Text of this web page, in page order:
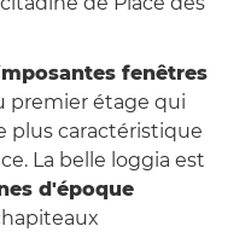
fenêtres
premier étage qui
plus caractéristique
La belle loggia est
d'époque